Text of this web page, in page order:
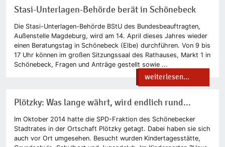
Stasi-Unterlagen-Behörde berät in Schönebeck
Die Stasi-Unterlagen-Behörde BStU des Bundesbeauftragten,
Außenstelle Magdeburg, wird am 14. April dieses Jahres wieder
einen Beratungstag in Schönebeck (Elbe) durchführen. Von 9 bis
17 Uhr können im großen Sitzungssaal des Rathauses, Markt 1 in
Schönebeck, Fragen und Anträge gestellt sowie ...
weiterlesen...
Plötzky: Was lange währt, wird endlich rund...
Im Oktober 2014 hatte die SPD-Fraktion des Schönebecker
Stadtrates in der Ortschaft Plötzky getagt. Dabei haben sie sich
auch vor Ort umgesehen. Besucht wurden Kindertagesstätte,